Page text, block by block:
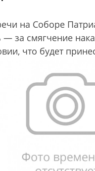
на Соборе
— за смягчение
что будет